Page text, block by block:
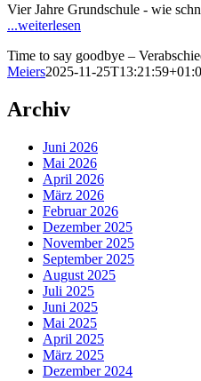
Vier Jahre Grundschule - wie
...weiterlesen
Time to say goodbye –
Meiers2025-11-
Archiv
Juni 2026
Mai 2026
April 2026
März 2026
Februar 2026
Dezember 2025
November 2025
September 2025
August 2025
Juli 2025
Juni 2025
Mai 2025
April 2025
März 2025
Dezember 2024